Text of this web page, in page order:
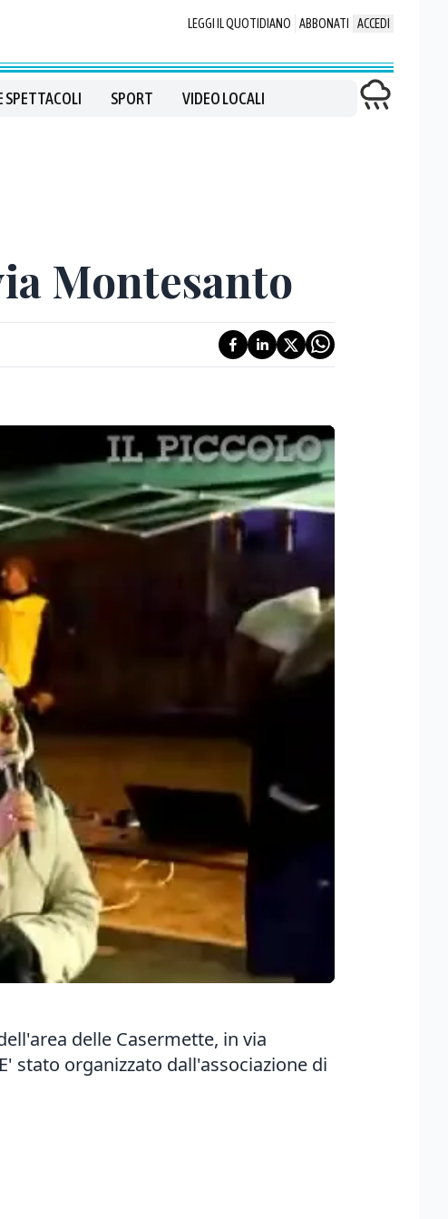
LEGGI IL QUOTIDIANO ABBONATI ACCEDI
SPETTACOLI SPORT VIDEO LOCALI
Montesanto
delle Casermette, in via
stato organizzato dall'associazione di